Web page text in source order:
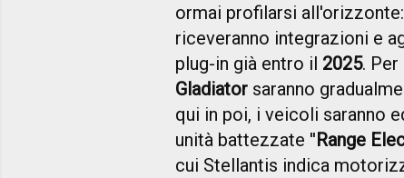
ormai profilarsi
riceveranno integrazioni e
plug-in già entro il 2025. Per
Gladiator saranno
qui in poi, i veicoli saranno
unità battezzate ''Range
cui Stellantis indica